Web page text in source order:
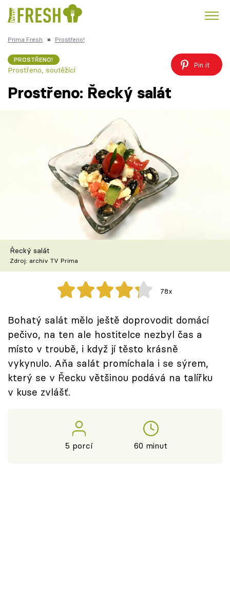
Česká kuchyně
Recepty
Škola vaření
Recepty z TV
Speciál: Cuketa
Těhotnej kuchař
Sledujte prima+
Přihlášení
Prima Fresh ■ Prostřeno!
PROSTŘENO!
Prostřeno, soutěžící
Pin it
Prostřeno: Řecký salát
Řecký salát
Zdroj: archiv TV Prima
78x
Bohatý salát mělo ještě doprovodit domácí
pečivo, na ten ale hostitelce nezbyl čas a
místo v troubě, i když jí těsto krásně
vykynulo. Aňa salát promíchala i se sýrem,
který se v Řecku většinou podává na talířku
v kuse zvlášť.
5 porcí 60 minut